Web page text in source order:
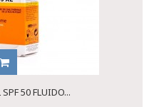
50 FLUIDO...